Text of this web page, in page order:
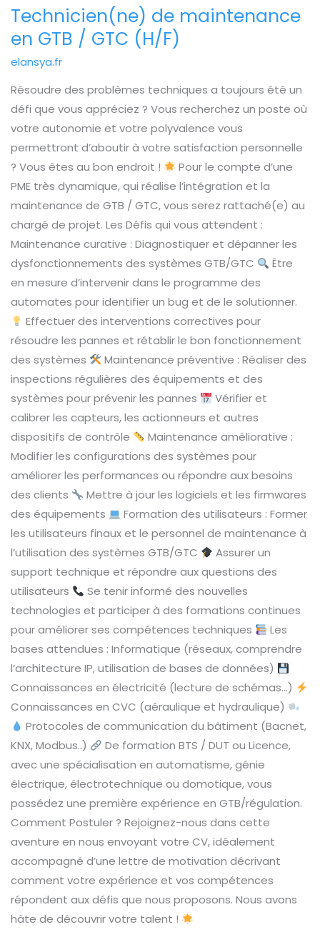
Technicien(ne) de maintenance
en GTB / GTC (H/F)
elansya.fr
Résoudre des problèmes techniques a toujours été un
défi que vous appréciez ? Vous recherchez un poste où
votre autonomie et votre polyvalence vous
permettront d’aboutir à votre satisfaction personnelle
? Vous êtes au bon endroit !
Pour le compte d’une
PME très dynamique, qui réalise l’intégration et la
maintenance de GTB / GTC, vous serez rattaché(e) au
chargé de projet. Les Défis qui vous attendent :
Maintenance curative : Diagnostiquer et dépanner les
dysfonctionnements des systèmes GTB/GTC
Être
en mesure d’intervenir dans le programme des
automates pour identifier un bug et de le solutionner.
Effectuer des interventions correctives pour
résoudre les pannes et rétablir le bon fonctionnement
des systèmes
Maintenance préventive : Réaliser des
inspections régulières des équipements et des
systèmes pour prévenir les pannes
Vérifier et
calibrer les capteurs, les actionneurs et autres
dispositifs de contrôle
Maintenance améliorative :
Modifier les configurations des systèmes pour
améliorer les performances ou répondre aux besoins
des clients
Mettre à jour les logiciels et les firmwares
des équipements
Formation des utilisateurs : Former
les utilisateurs finaux et le personnel de maintenance à
l’utilisation des systèmes GTB/GTC
Assurer un
support technique et répondre aux questions des
utilisateurs
Se tenir informé des nouvelles
technologies et participer à des formations continues
pour améliorer ses compétences techniques
Les
bases attendues : Informatique (réseaux, comprendre
l’architecture IP, utilisation de bases de données)
Connaissances en électricité (lecture de schémas…)
Connaissances en CVC (aéraulique et hydraulique)
Protocoles de communication du bâtiment (Bacnet,
KNX, Modbus..)
De formation BTS / DUT ou Licence,
avec une spécialisation en automatisme, génie
électrique, électrotechnique ou domotique, vous
possédez une première expérience en GTB/régulation.
Comment Postuler ? Rejoignez-nous dans cette
aventure en nous envoyant votre CV, idéalement
accompagné d’une lettre de motivation décrivant
comment votre expérience et vos compétences
répondent aux défis que nous proposons. Nous avons
hâte de découvrir votre talent !
Technicien(ne)
de
maintenance
GTB
/
GTC
(H/F)